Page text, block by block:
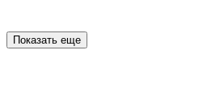
Показать еще